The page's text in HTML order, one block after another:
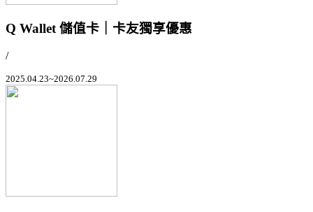
Q Wallet 儲值卡｜卡友獨享優惠
/
2025.04.23~2026.07.29